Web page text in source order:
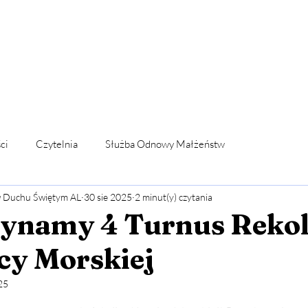
Czytelnia Służba Odnowy Małżeństw
wstawienniczą Ogłoszenia koordynacji
Fundacja Nowa Pięćdziesiątnica
4 Turnus
Morskiej
Świętym AL 30 sie 2025 2 minut(y) czytania